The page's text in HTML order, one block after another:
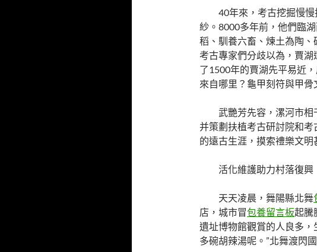
40年來，考古挖掘慢
紗。8000多年前，他們臨
稻、馴養六畜、煉土為陶
考古專家們分歧以為，賈
了1500年的賈湖先平易近
來自哪里？龜甲刻符與甲骨
武艷芳先容，漯河市相
并策劃扶植考古研討院和
的遠古生涯，摸索禮樂文明
活化維護助力村落復興
天天凌晨，舞陽縣北舞
店，城市冒包養留言板起騰
遺址博物館觀賞的人良多
多碗胡辣湯呢。”北舞渡閃